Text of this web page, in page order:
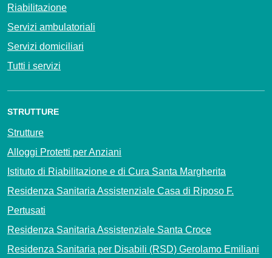
Riabilitazione
Servizi ambulatoriali
Servizi domiciliari
Tutti i servizi
STRUTTURE
Strutture
Alloggi Protetti per Anziani
Istituto di Riabilitazione e di Cura Santa Margherita
Residenza Sanitaria Assistenziale Casa di Riposo F.
Pertusati
Residenza Sanitaria Assistenziale Santa Croce
Residenza Sanitaria per Disabili (RSD) Gerolamo Emiliani